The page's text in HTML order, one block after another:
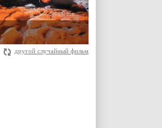
другой случайный фильм